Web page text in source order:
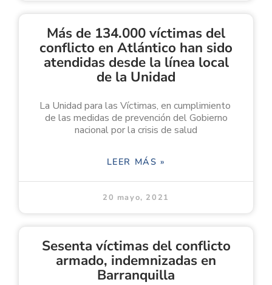
Más de 134.000 víctimas del
conflicto en Atlántico han sido
atendidas desde la línea local
de la Unidad
La Unidad para las Víctimas, en cumplimiento
de las medidas de prevención del Gobierno
nacional por la crisis de salud
LEER MÁS »
20 mayo, 2021
Sesenta víctimas del conflicto
armado, indemnizadas en
Barranquilla